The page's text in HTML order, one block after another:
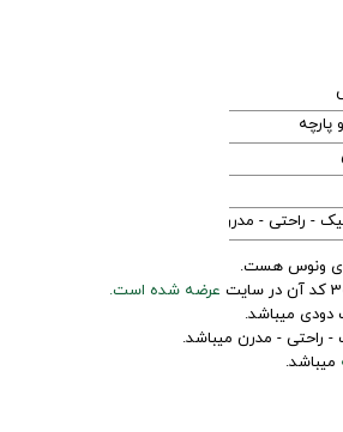
پارچه
- راحتی - مدرن
عرضه شده است.
- راحتی - مدرن میباشد.
میباشد.